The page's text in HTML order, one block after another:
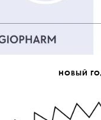
НОВЫЙ